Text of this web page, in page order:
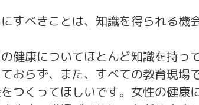
すべきことは、知識を得られる機
健康についてほとんど知識を持
おらず、また、すべての教育現
つくってほしいです。女性の健